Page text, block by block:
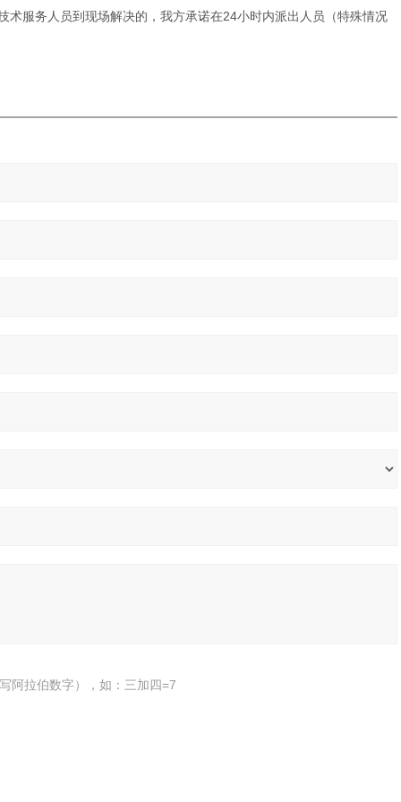
术服务人员到现场解决的，我方承诺在24小时内派出人员（特殊情况
阿拉伯数字），如：三加四=7